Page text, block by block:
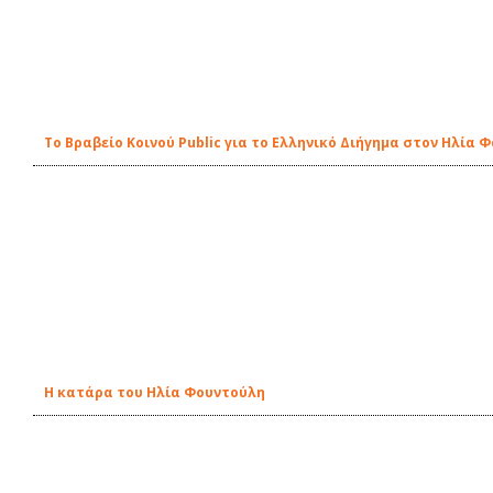
Το Βραβείο Κοινού Public για το Ελληνικό Διήγημα στον Ηλία
Η κατάρα του Ηλία Φουντούλη